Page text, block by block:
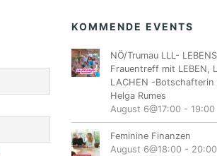
KOMMENDE EVENTS
NÖ/Trumau LLL-
Frauentreff mit LEBEN,
LACHEN -Botschafterin
Helga Rumes
August 6@17:00- 19:00
Feminine Finanzen
August 6@18:00- 20:00